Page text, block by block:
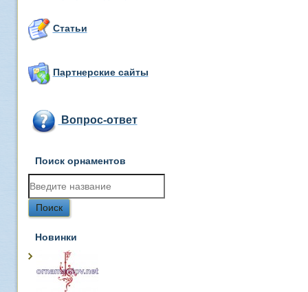
Статьи
Партнерские сайты
Вопрос-ответ
Поиск орнаментов
Новинки